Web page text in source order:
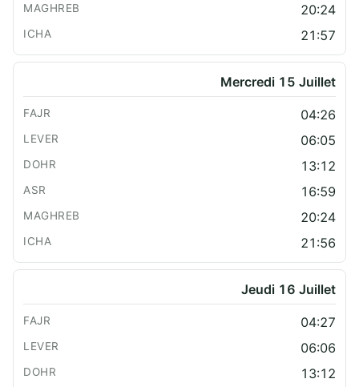
20:24
21:57
Mercredi 15 Juillet
04:26
06:05
13:12
16:59
20:24
21:56
Jeudi 16 Juillet
04:27
06:06
13:12